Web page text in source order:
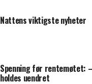
Nattens viktigste nyheter
Spenning før rentemøtet:
holdes uendret